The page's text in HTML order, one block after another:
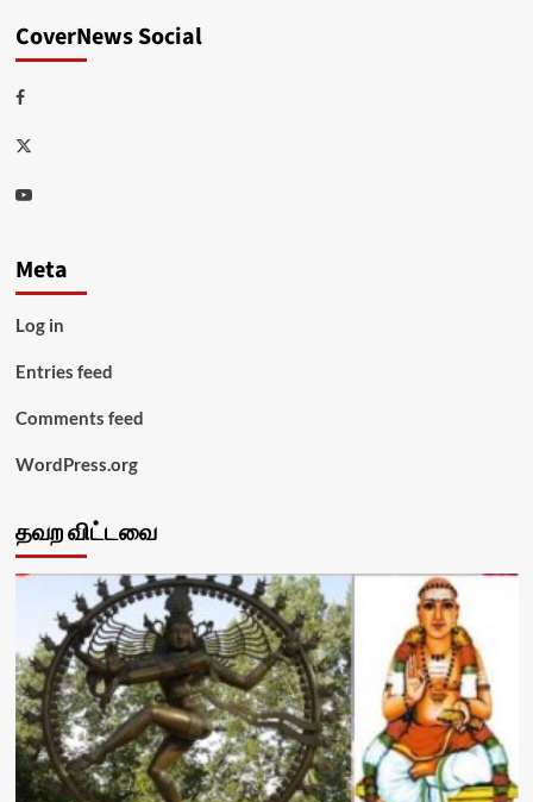
CoverNews Social
Facebook
Twitter
Youtube
Meta
Log in
Entries feed
Comments feed
WordPress.org
தவற விட்டவை